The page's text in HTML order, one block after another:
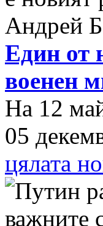
Един от
военен
На 12
05
цялата